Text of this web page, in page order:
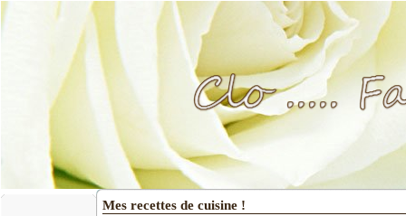
Mes recettes de cuisine !